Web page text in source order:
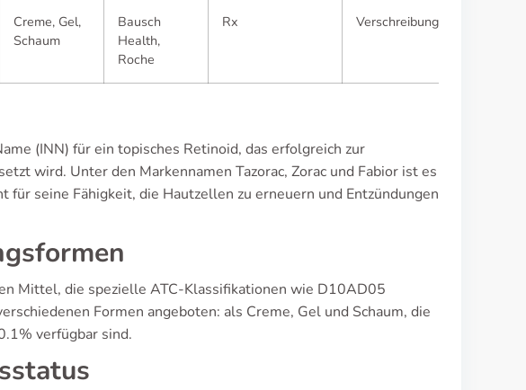
Creme, Gel,
Schaum
Bausch
Health,
Roche
Rx Verschreibungspflichtig
(INN) für ein topisches Retinoid, das erfolgreich zur
wird. Unter den Markennamen Tazorac, Zorac und Fabior ist es
seine Fähigkeit, die Hautzellen zu erneuern und Entzündungen
Mittel, die spezielle ATC-Klassifikationen wie D10AD05
Formen angeboten: als Creme, Gel und Schaum, die
verfügbar sind.